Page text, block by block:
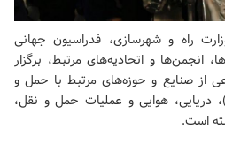
راه و شهرسازی، فدراسیون جهانی
انجمن‌ها و اتحادیه‌های مرتبط، برگزار
از صنایع و حوزه‌های مرتبط با حمل‌ و
دریایی، هوایی و عملیات حمل‌ و نقل،
است.